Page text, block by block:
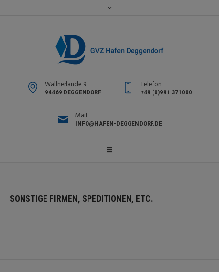
Wallnerlände 9
94469 DEGGENDORF
Telefon
+49 (0)991 371000
Mail
INFO@HAFEN-DEGGENDORF.DE
SONSTIGE FIRMEN, SPEDITIONEN, ETC.